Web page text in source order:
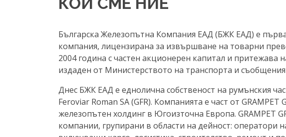
Българска Железопътна Компания ЕАД (БЖК ЕАД) е
компания, лицензирана за извършване на товарни
2004 година с частен акционерен капитал и притежава
издаден от Министерството на транспорта и
Днес БЖК ЕАД е еднолична собственост на румънския
Feroviar Roman SA (GFR). Компанията е част от GRAMPET
железопътен холдинг в Югоизточна Европа. GRAMPET
компании, групирани в области на дейност: оператори